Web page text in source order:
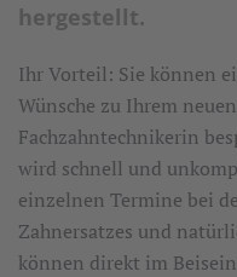
hergestellt.
Ihr Vorteil: Sie können
Wünsche zu Ihrem
Fachzahntechnikerin
wird schnell und
einzelnen Termine bei
Zahnersatzes und
können direkt im